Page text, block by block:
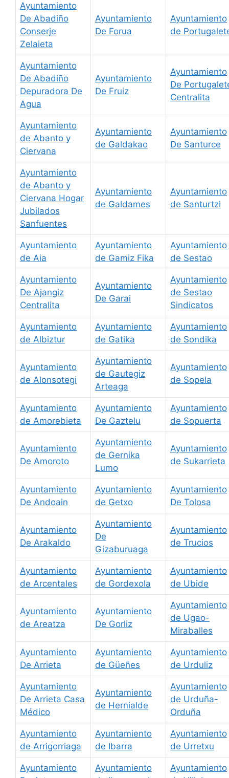
Ayuntamiento
De Abadiño
Conserje
Zelaieta
Ayuntamiento
De Forua
Ayuntamiento
de
Ayuntamiento
De Abadiño
Depuradora De
Agua
Ayuntamiento
De Fruiz
Ayuntamiento
De
Centralita
Ayuntamiento
de Abanto y
Ciervana
Ayuntamiento
de Galdakao
Ayuntamiento
De Santurce
Ayuntamiento
de Abanto y
Ciervana Hogar
Jubilados
Sanfuentes
Ayuntamiento
de Galdames
Ayuntamiento
de Santurtzi
Ayuntamiento
de Aia
Ayuntamiento
de Gamiz Fika
Ayuntamiento
de Sestao
Ayuntamiento
De Ajangiz
Centralita
Ayuntamiento
De Garai
Ayuntamiento
de Sestao
Sindicatos
Ayuntamiento
de Albiztur
Ayuntamiento
de Gatika
Ayuntamiento
de Sondika
Ayuntamiento
de Alonsotegi
Ayuntamiento
de Gautegiz
Arteaga
Ayuntamiento
de Sopela
Ayuntamiento
de Amorebieta
Ayuntamiento
De Gaztelu
Ayuntamiento
de Sopuerta
Ayuntamiento
De Amoroto
Ayuntamiento
de Gernika
Lumo
Ayuntamiento
de Sukarrieta
Ayuntamiento
De Andoain
Ayuntamiento
de Getxo
Ayuntamiento
De Tolosa
Ayuntamiento
De Arakaldo
Ayuntamiento
De
Gizaburuaga
Ayuntamiento
de Trucios
Ayuntamiento
de Arcentales
Ayuntamiento
de Gordexola
Ayuntamiento
de Ubide
Ayuntamiento
de Areatza
Ayuntamiento
De Gorliz
Ayuntamiento
de Ugao-
Miraballes
Ayuntamiento
De Arrieta
Ayuntamiento
de Güeñes
Ayuntamiento
de Urduliz
Ayuntamiento
De Arrieta Casa
Médico
Ayuntamiento
de Hernialde
Ayuntamiento
de Urduña-
Orduña
Ayuntamiento
de Arrigorriaga
Ayuntamiento
de Ibarra
Ayuntamiento
de Urretxu
Ayuntamiento
Ayuntamiento
Ayuntamiento